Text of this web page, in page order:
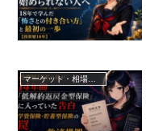
マーケット・相場分析